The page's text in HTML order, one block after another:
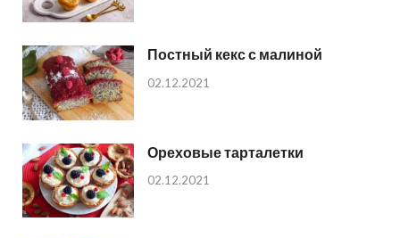
Постный кекс с малиной
02.12.2021
Ореховые тарталетки
02.12.2021